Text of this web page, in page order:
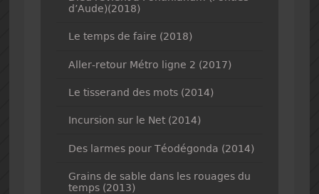
d’Aude)(2018)
Le temps de faire (2018)
Aller-retour Métro ligne 2 (2017)
Le tisserand des mots (2014)
Incursion sur le Net (2014)
Des larmes pour Téodégonda (2014)
Grains de sable dans les rouages du
temps (2013)